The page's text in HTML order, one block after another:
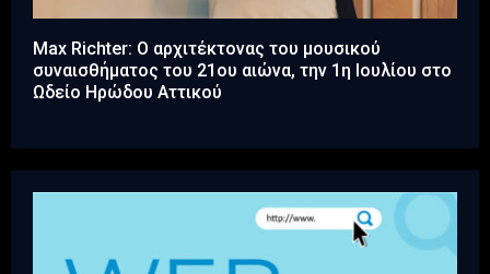
Max Richter: O αρχιτέκτονας του μουσικού
συναισθήματος του 21ου αιώνα, την 1η Ιουλίου στο
Ωδείο Ηρώδου Αττικού